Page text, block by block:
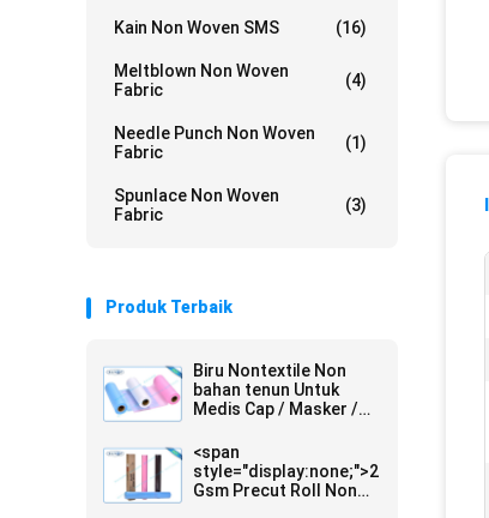
Kain Non Woven SMS (16)
Meltblown Non Woven
Fabric
(4)
Needle Punch Non Woven
Fabric
(1)
Spunlace Non Woven
Fabric
(3)
Produk Terbaik
Biru Nontextile Non
bahan tenun Untuk
Medis Cap / Masker /
<span
style="display:none;">25
Gsm Precut Roll Non